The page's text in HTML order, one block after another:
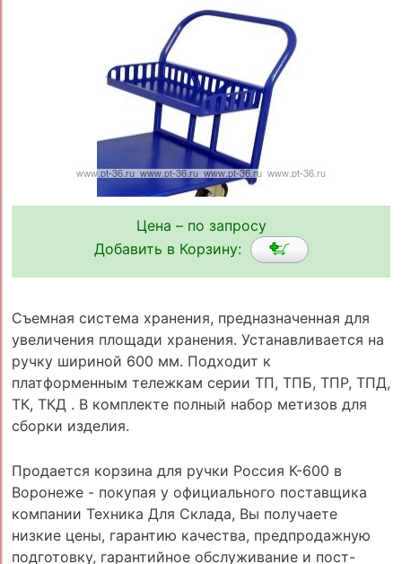
Цена – по запросу
Добавить в Корзину:
Съемная система хранения, предназначенная для
увеличения площади хранения. Устанавливается на
ручку шириной 600 мм. Подходит к
платформенным тележкам серии ТП, ТПБ, ТПР, ТПД,
ТК, ТКД . В комплекте полный набор метизов для
сборки изделия.
Продается корзина для ручки Россия К-600 в
Воронеже - покупая у официального поставщика
компании Техника Для Склада, Вы получаете
низкие цены, гарантию качества, предпродажную
подготовку, гарантийное обслуживание и пост-